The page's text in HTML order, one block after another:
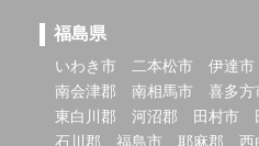
福島県
いわき市 二本松市 伊達市
南会津郡
南相馬市 喜多方
東白川郡
河沼郡 田村市
石川郡
福島市 耶麻郡 西